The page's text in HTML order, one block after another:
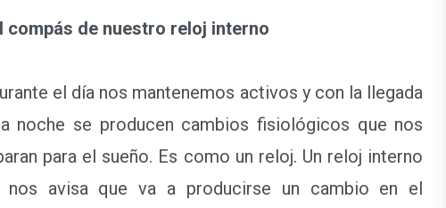
de nuestro reloj interno
el día nos mantenemos activos y con la llegada
noche se producen cambios fisiológicos que nos
para el sueño. Es como un reloj. Un reloj interno
nos avisa que va a producirse un cambio en el